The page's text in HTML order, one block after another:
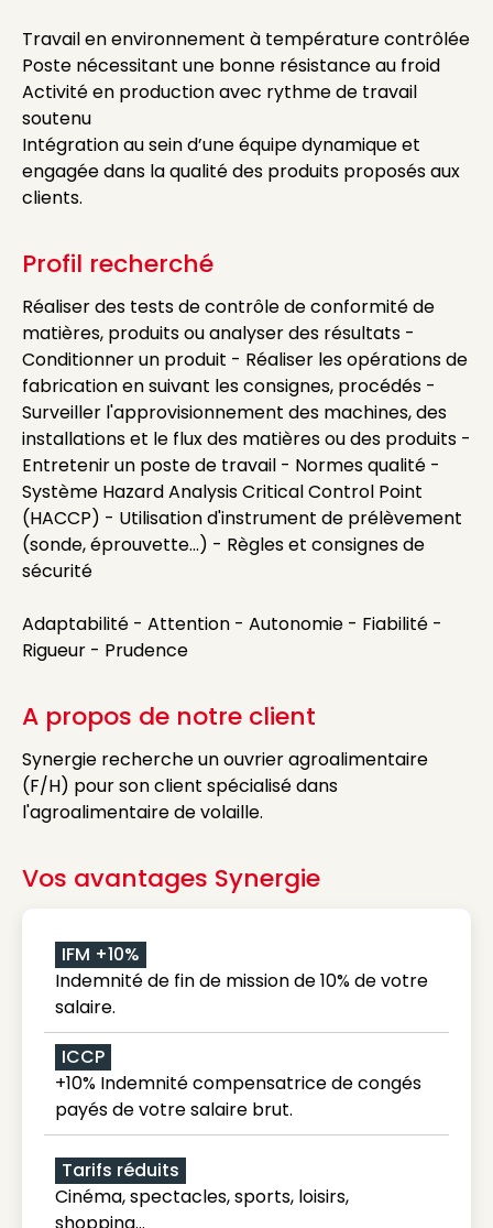
Travail en environnement à température contrôlée
Poste nécessitant une bonne résistance au froid
Activité en production avec rythme de travail
soutenu
Intégration au sein d’une équipe dynamique et
engagée dans la qualité des produits proposés aux
clients.
Profil recherché
Réaliser des tests de contrôle de conformité de
matières, produits ou analyser des résultats -
Conditionner un produit - Réaliser les opérations de
fabrication en suivant les consignes, procédés -
Surveiller l'approvisionnement des machines, des
installations et le flux des matières ou des produits -
Entretenir un poste de travail - Normes qualité -
Système Hazard Analysis Critical Control Point
(HACCP) - Utilisation d'instrument de prélèvement
(sonde, éprouvette...) - Règles et consignes de
sécurité
Adaptabilité - Attention - Autonomie - Fiabilité -
Rigueur - Prudence
A propos de notre client
Synergie recherche un ouvrier agroalimentaire
(F/H) pour son client spécialisé dans
l'agroalimentaire de volaille.
Vos avantages Synergie
IFM +10%
Indemnité de fin de mission de 10% de votre
salaire.
ICCP
+10% Indemnité compensatrice de congés
payés de votre salaire brut.
Tarifs réduits
Cinéma, spectacles, sports, loisirs,